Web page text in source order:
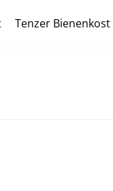
Tenzer Bienenkost